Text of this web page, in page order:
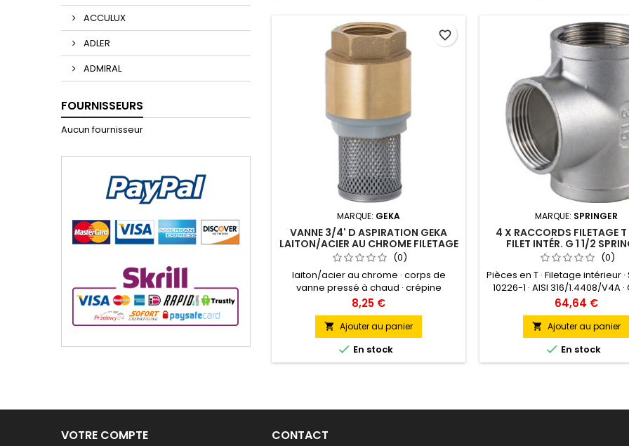
ACCULUX
ADLER
ADMIRAL
FOURNISSEURS
Aucun fournisseur
MARQUE: GEKA
VANNE 3/4' D ASPIRATION GEKA
LAITON/ACIER AU CHROME FILETAGE
INTÉRIEUR 3/4 PO. KARASTO
(0)
laiton/acier au chrome · corps de
vanne pressé à chaud · crépine
d'aspiration (fixée à demeure au corps
de vanne) en acier inox tressé à
mailles fines · vanne à ressort
(fonctionne dans toutes les positions
de montage) plastique (nylon) avec
joint NBR · 65° Shore · ressort de
Prix
8,25 €
 Ajouter au panier
 En stock
favorite_border
MARQUE: SPRINGER
4 X RACCORDS FILETAGE
FILET INTÉR. G 1 1/2
(0)
Pièces en T · Filetage intérieur ·
10226-1 · AISI 316/1.4408/V4A
de précision à la cire
Recommandation de pression
bar / à +20 °CAutres
techniques: · A: 43mm
Prix
64,64 €
 Ajouter au panier
 En stock
VOTRE COMPTE CONTACT